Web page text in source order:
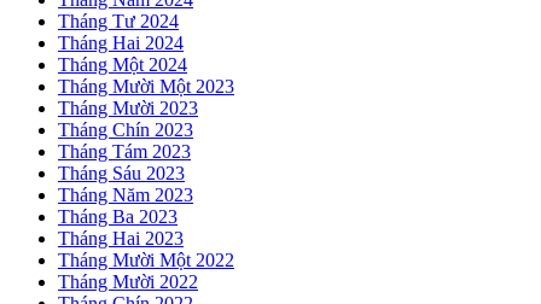
Tháng Tư 2024
Tháng Hai 2024
Tháng Một 2024
Tháng Mười Một 2023
Tháng Mười 2023
Tháng Chín 2023
Tháng Tám 2023
Tháng Sáu 2023
Tháng Năm 2023
Tháng Ba 2023
Tháng Hai 2023
Tháng Mười Một 2022
Tháng Mười 2022